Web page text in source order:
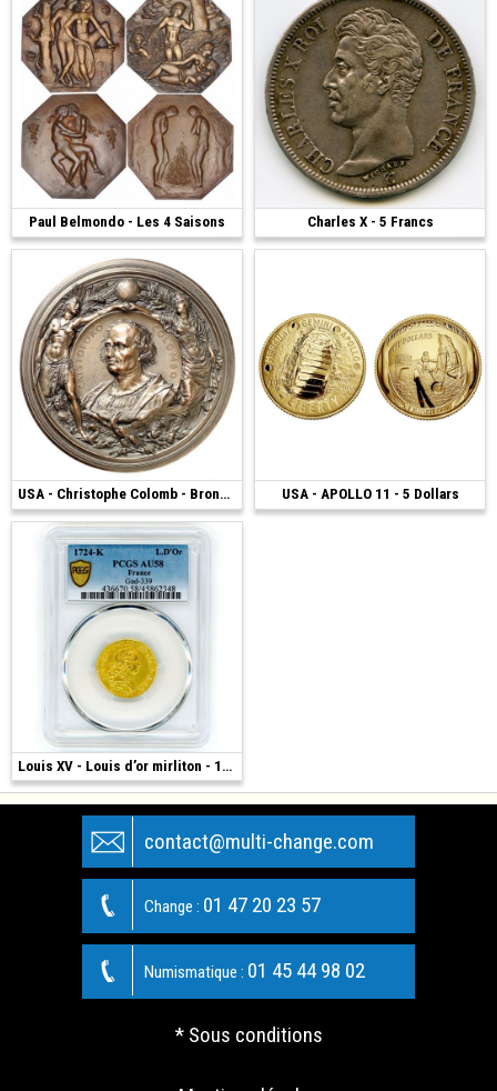
Paul Belmondo - Les 4 Saisons
2 400 € Charles X - 5 Francs
1 200 €
USA - Christophe Colomb - Bronze 1892
2 100 € USA - APOLLO 11 - 5 Dollars
1 600 €
Louis XV - Louis d’or mirliton - 1724 K
4 250 €
contact@multi-change.com
Change : 01 47 20 23 57
Numismatique : 01 45 44 98 02
* Sous conditions